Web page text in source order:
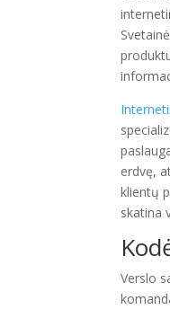
erdvę,
klientų
skatina
Verslo